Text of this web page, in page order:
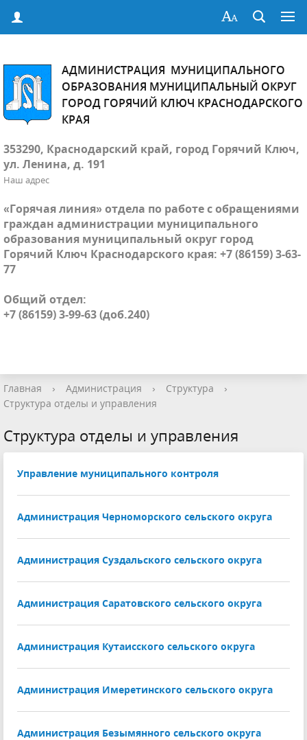
АДМИНИСТРАЦИЯ МУНИЦИПАЛЬНОГО
ОБРАЗОВАНИЯ МУНИЦИПАЛЬНЫЙ ОКРУГ
ГОРОД ГОРЯЧИЙ КЛЮЧ КРАСНОДАРСКОГО
КРАЯ
353290, Краснодарский край, город Горячий Ключ,
ул. Ленина, д. 191
Наш адрес
«Горячая линия» отдела по работе с обращениями
граждан администрации муниципального
образования муниципальный округ город
Горячий Ключ Краснодарского края: +7 (86159) 3-63-
77
Общий отдел:
+7 (86159) 3-99-63 (доб.240)
Главная › Администрация › Структура
›
Структура отделы и управления
Структура отделы и управления
Управление муниципального контроля
Администрация Черноморского сельского округа
Администрация Суздальского сельского округа
Администрация Саратовского сельского округа
Администрация Кутаисского сельского округа
Администрация Имеретинского сельского округа
Администрация Безымянного сельского округа